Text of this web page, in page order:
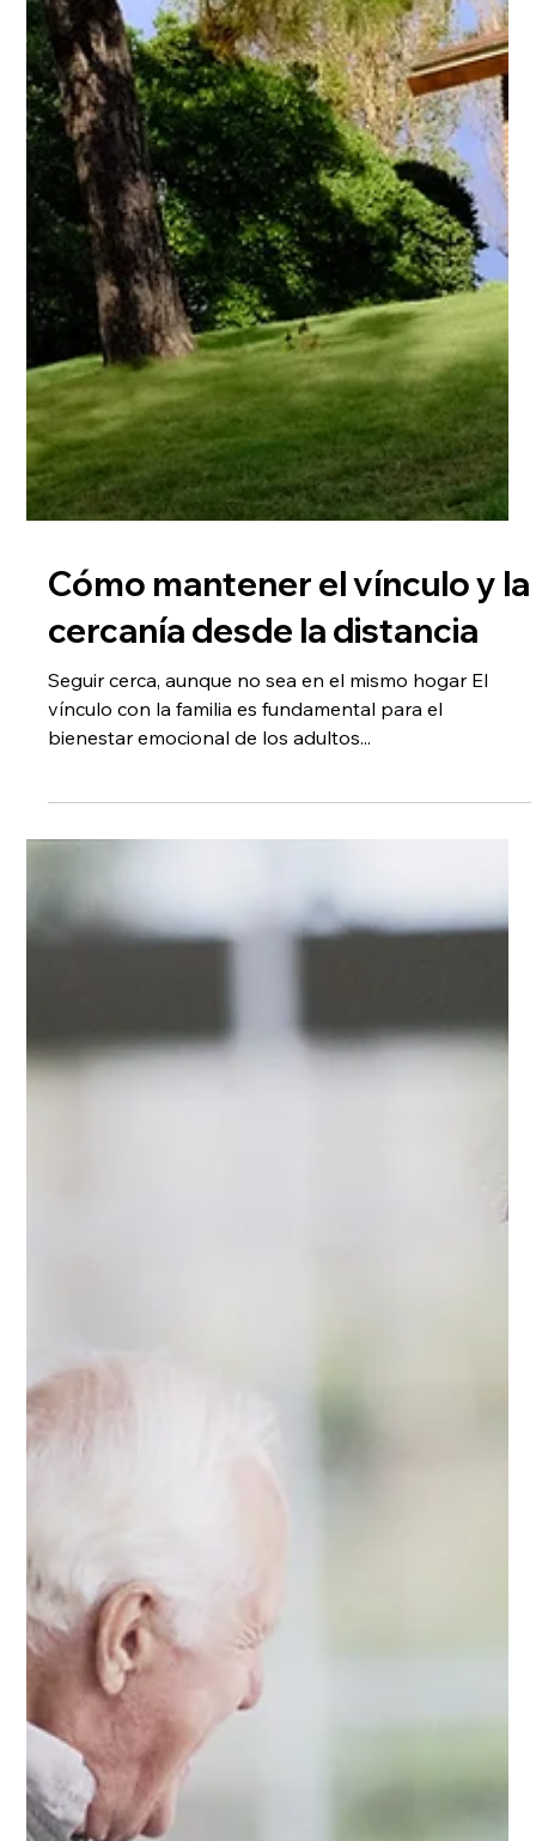
cercanía desde la distancia
vínculo con la familia es fundamental para el
bienestar emocional de los adultos...